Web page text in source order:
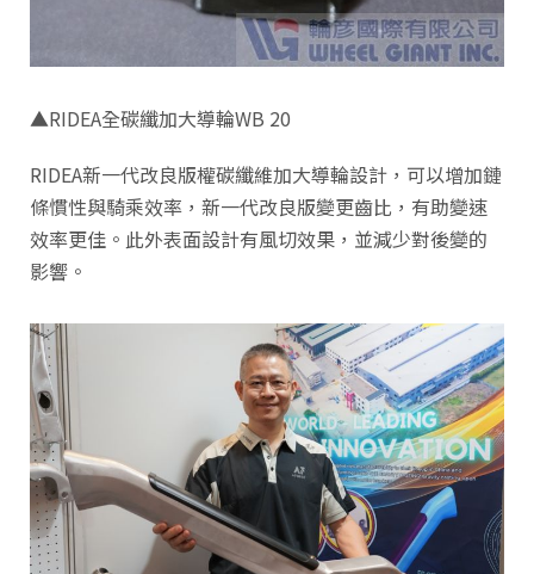
▲RIDEA全碳纖加大導輪WB 20
RIDEA新一代改良版權碳纖維加大導輪設計，可以增加鏈
條慣性與騎乘效率，新一代改良版變更齒比，有助變速
效率更佳。此外表面設計有風切效果，並減少對後變的
影響。